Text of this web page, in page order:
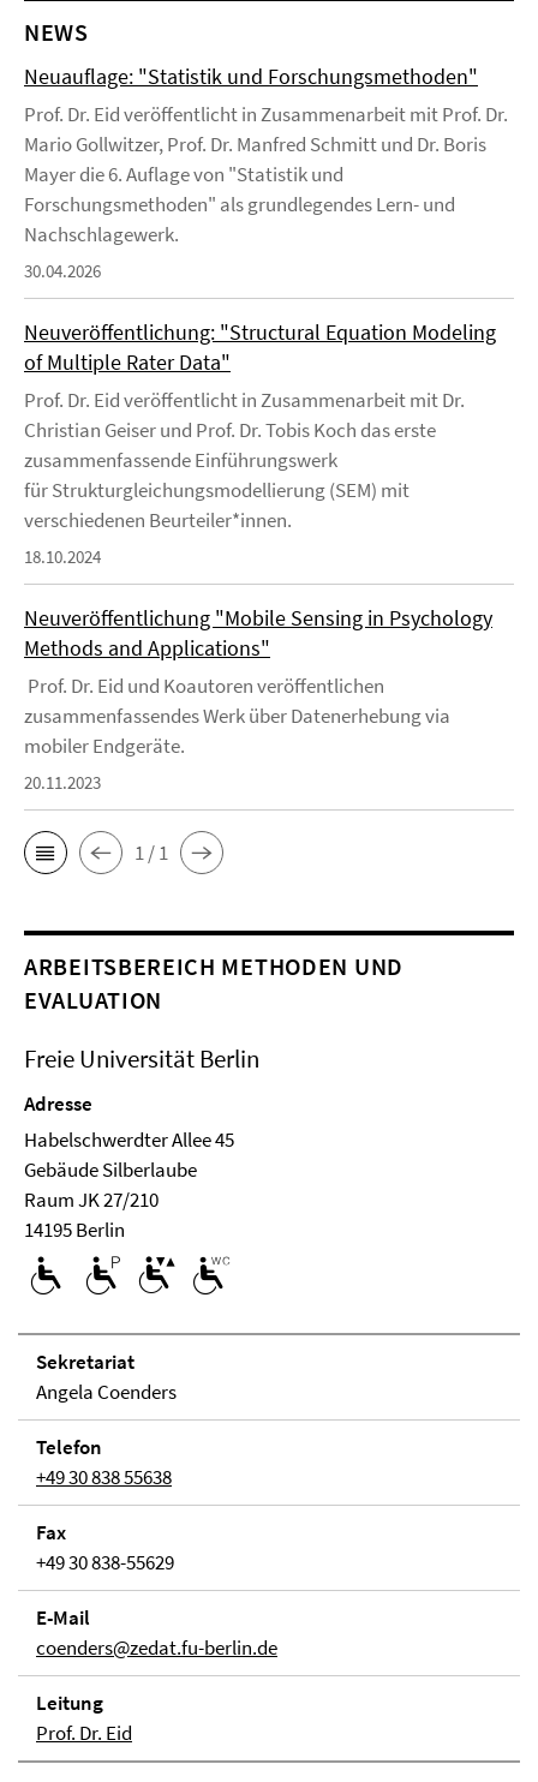
NEWS
Neuauflage: "Statistik und Forschungsmethoden"
Prof. Dr. Eid veröffentlicht in Zusammenarbeit mit Prof. Dr.
Mario Gollwitzer, Prof. Dr. Manfred Schmitt und Dr. Boris
Mayer die 6. Auflage von "Statistik und
Forschungsmethoden" als grundlegendes Lern- und
Nachschlagewerk.
30.04.2026
Neuveröffentlichung: "Structural Equation Modeling
of Multiple Rater Data"
Prof. Dr. Eid veröffentlicht in Zusammenarbeit mit Dr.
Christian Geiser und Prof. Dr. Tobis Koch das erste
zusammenfassende Einführungswerk
für Strukturgleichungsmodellierung (SEM) mit
verschiedenen Beurteiler*innen.
18.10.2024
Neuveröffentlichung "Mobile Sensing in Psychology
Methods and Applications"
Prof. Dr. Eid und Koautoren veröffentlichen
zusammenfassendes Werk über Datenerhebung via
mobiler Endgeräte.
20.11.2023
1 / 1
ARBEITSBEREICH METHODEN UND
EVALUATION
Freie Universität Berlin
Adresse
Habelschwerdter Allee 45
Ge­bäude Silberlaube
Raum JK 27/210
14195 Berlin
Se­kre­ta­ri­at
Angela Coenders
Telefon
+49 30 838 55638
Fax
+49 30 838-55629
E-Mail
coenders@zedat.fu-berlin.de
Lei­tung
Prof. Dr. Eid